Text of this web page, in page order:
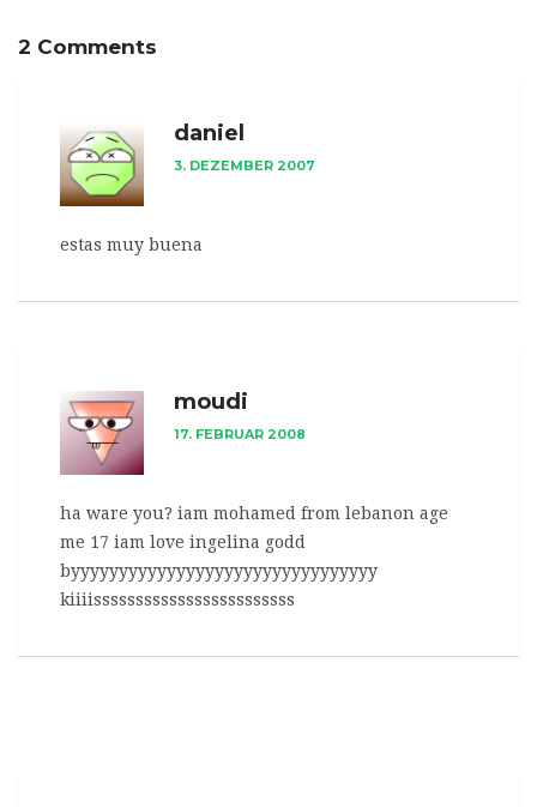
2 Comments
daniel
3. DEZEMBER 2007
estas muy buena
moudi
17. FEBRUAR 2008
ha ware you? iam mohamed from lebanon age
me 17 iam love ingelina godd
byyyyyyyyyyyyyyyyyyyyyyyyyyyyyyyy
kiiiissssssssssssssssssssssss